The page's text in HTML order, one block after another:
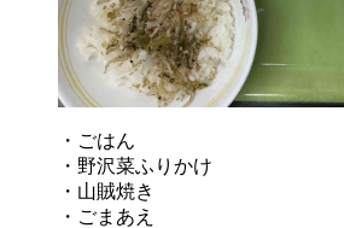
・ごはん
・野沢菜ふりかけ
・山賊焼き
・ごまあえ